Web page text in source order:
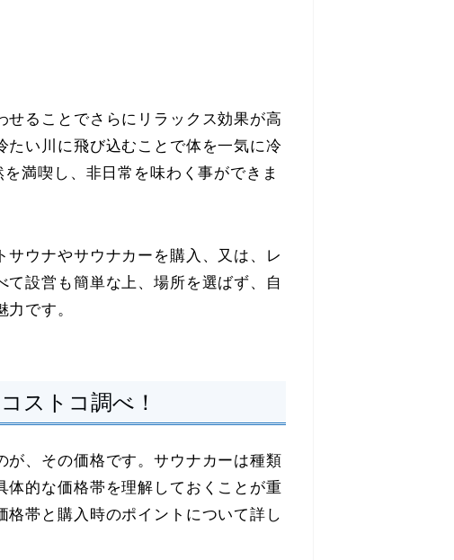
ることでさらにリラックス効果が高
たい川に飛び込むことで体を一気に冷
満喫し、非日常を味わく事ができま
ウナやサウナカーを購入、又は、レ
設営も簡単な上、場所を選ばず、自
です。
ストコ調べ！
、その価格です。サウナカーは種類
的な価格帯を理解しておくことが重
帯と購入時のポイントについて詳し